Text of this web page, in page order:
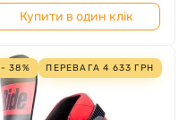
Купити в один клік
- 38% ПЕРЕВАГА4 633 ГРН